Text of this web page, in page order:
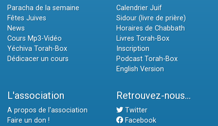
Paracha de la semaine
Fêtes Juives
News
Cours Mp3-Vidéo
Yéchiva Torah-Box
Dédicacer un cours
Calendrier Juif
Sidour (livre de prière)
Horaires de Chabbath
Livres Torah-Box
Inscription
Podcast Torah-Box
English Version
L'association
A propos de l'association
Faire un don !
Retrouvez-nous...
Twitter
Facebook